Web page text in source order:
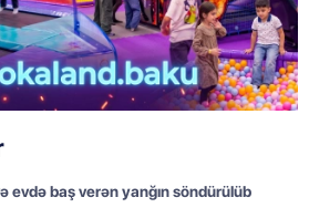
evdə baş verən yanğın söndürülüb